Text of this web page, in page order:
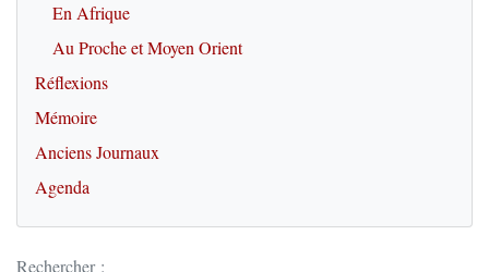
En Afrique
Au Proche et Moyen Orient
Réflexions
Mémoire
Anciens Journaux
Agenda
Rechercher :